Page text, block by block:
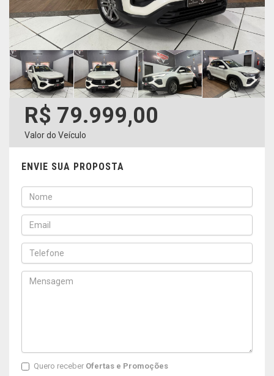
R$ 79.999,00
Valor do Veículo
ENVIE SUA PROPOSTA
Quero receber Ofertas e Promoções